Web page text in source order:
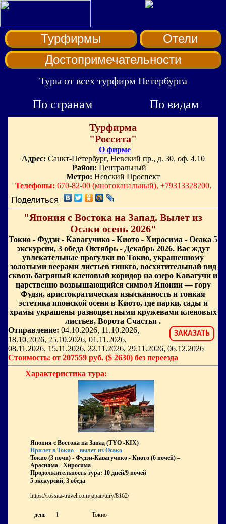
Турфирмы
Отели
Достопримечательности
Туры от всех турфирм Петербурга
По странам По видам
Турфирма
"Россита"
О фирме
Адрес: Санкт-Петербург, Невский пр., д. 30, оф. 4.10
Район: Центральный
Метро: Невский Проспект
Телефоны: 670-82-00 (многоканальный), +79313328200,
Поделиться
"Япония с Востока на Запад. Вылет из
Осаки осень 2026"
Токио - Фудзи - Кавагучико - Киото - Хиросима - Осака 5
экскурсии, 3 обеда Октябрь - Декабрь 2026. Вас ждут
увлекательные прогулки по Токио, украшенному
золотыми веерами листьев гинкго, восхитительный вид
сквозь багряный кленовый коридор на озеро Кавагучи и
царственно возвышающийся символ Японии — гору
Фудзи, аристократическая изысканность и тонкая
эстетика японской осени в Киото, где парки, сады и
храмы украшены разноцветными кружевами кленовых
листьев, Ворота Счастья .
ЗАКАЗАТЬ
Отправление: 04.10.2026, 11.10.2026,
18.10.2026, 25.10.2026, 01.11.2026,
08.11.2026, 15.11.2026, 22.11.2026, 29.11.2026, 06.12.2026
Стоимость: от 207559 руб. ($ 2630) без переезда
Характеристика тура:
Япония с Востока на Запад (TYO -KIX)
Прилет в Токио – вылет из Осака
Токио (3 ночи) - Фудзи-Кавагучико - Киото (6 ночей) –
Арасияма - Хиросима
Продолжительность тура: 10 дней/9 ночей
5 экскурсий, 3 обеда
https://rossita-travel.com/japan/tury/8162/
день 1
Токио